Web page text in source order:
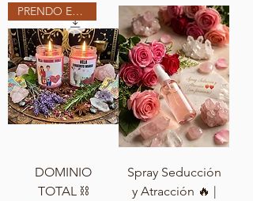
PRENDO EN MI ALTAR
DOMINIO
TOTAL ⛓️
Spray Seducción
y Atracción 🔥 |